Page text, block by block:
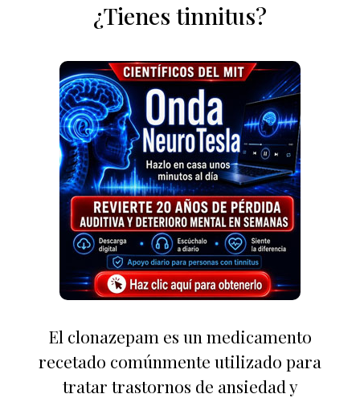
¿Tienes tinnitus?
El clonazepam es un medicamento
recetado comúnmente utilizado para
tratar trastornos de ansiedad y